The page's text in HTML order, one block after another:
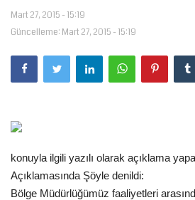
Şanlıurfa
Eğitim
Tekno Bilim
Mart 27, 2015 - 15:19
Güncelleme: Mart 27, 2015 - 15:19
konuyla ilgili yazılı olarak açıklama
Açıklamasında Şöyle denildi:
Bölge Müdürlüğümüz faaliyetleri